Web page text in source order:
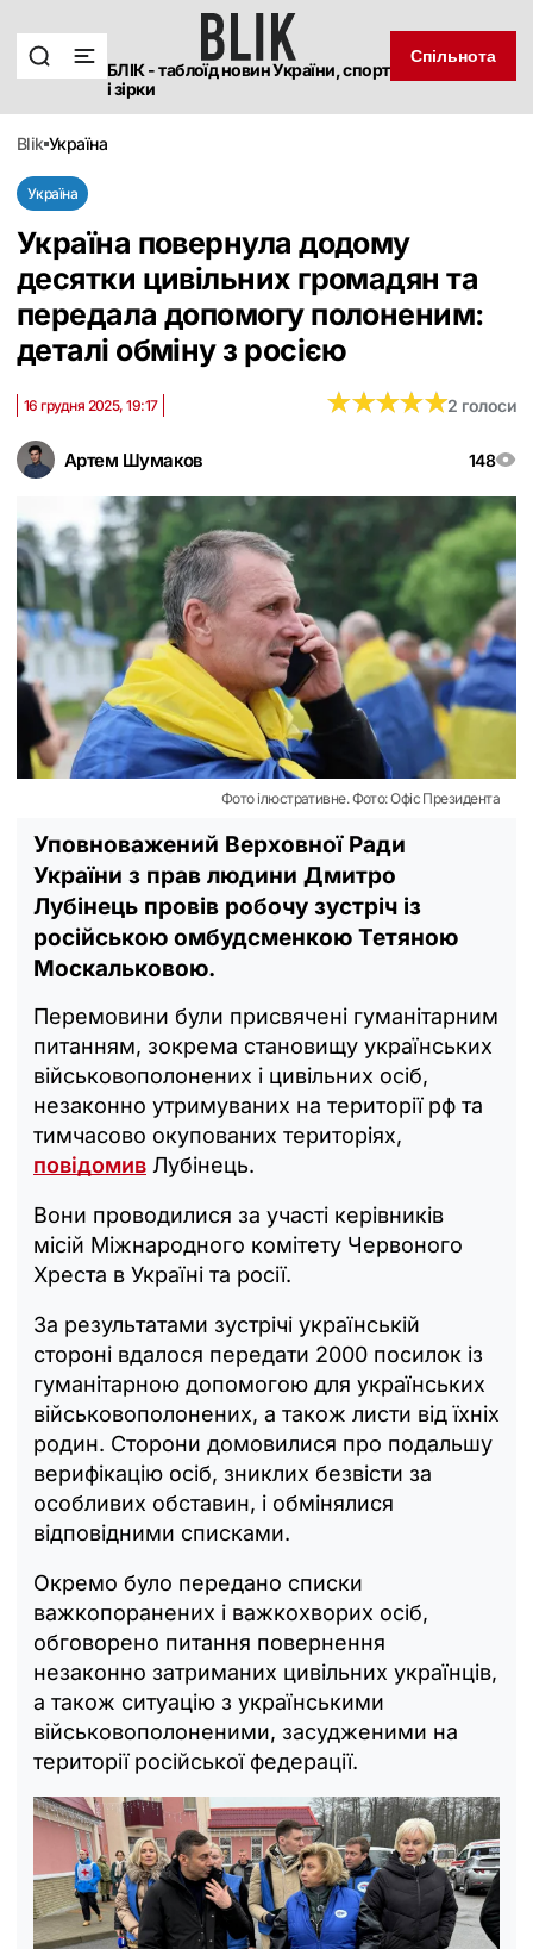
БЛІК - таблоїд новин України, спорт
і зірки
Спільнота
blik україна
Україна
Україна повернула додому
десятки цивільних громадян та
передала допомогу полоненим:
деталі обміну з росією
Артем Шумаков 148
16 грудня 2025, 19:17 ★★★★★
★★★★★2 голоси
Фото ілюстративне. Фото: Офіс Президента
Уповноважений Верховної Ради
України з прав людини Дмитро
Лубінець провів робочу зустріч із
російською омбудсменкою Тетяною
Москальковою.
Перемовини були присвячені гуманітарним
питанням, зокрема становищу українських
військовополонених і цивільних осіб,
незаконно утримуваних на території рф та
тимчасово окупованих територіях,
повідомив Лубінець.
Вони проводилися за участі керівників
місій Міжнародного комітету Червоного
Хреста в Україні та росії.
За результатами зустрічі українській
стороні вдалося передати 2000 посилок із
гуманітарною допомогою для українських
військовополонених, а також листи від їхніх
родин. Сторони домовилися про подальшу
верифікацію осіб, зниклих безвісти за
особливих обставин, і обмінялися
відповідними списками.
Окремо було передано списки
важкопоранених і важкохворих осіб,
обговорено питання повернення
незаконно затриманих цивільних українців,
а також ситуацію з українськими
військовополоненими, засудженими на
території російської федерації.